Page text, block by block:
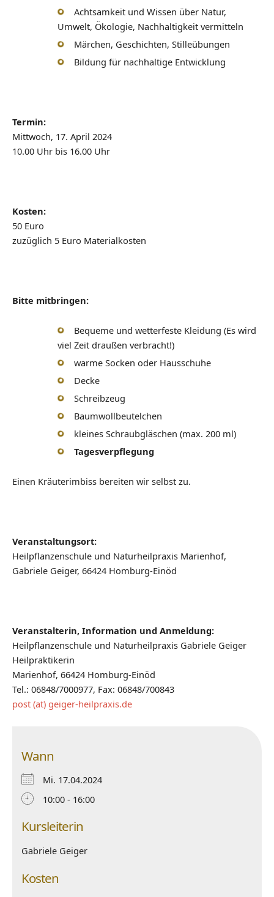
Achtsamkeit und Wissen über Natur,
Umwelt, Ökologie, Nachhaltigkeit vermitteln
Märchen, Geschichten, Stilleübungen
Bildung für nachhaltige Entwicklung
Termin:
Mittwoch, 17. April 2024
10.00 Uhr bis 16.00 Uhr
Kosten:
50 Euro
zuzüglich 5 Euro Materialkosten
Bitte mitbringen:
Bequeme und wetterfeste Kleidung (Es wird
viel Zeit draußen verbracht!)
warme Socken oder Hausschuhe
Decke
Schreibzeug
Baumwollbeutelchen
kleines Schraubgläschen (max. 200 ml)
Tagesverpflegung
Einen Kräuterimbiss bereiten wir selbst zu.
Veranstaltungsort:
Heilpflanzenschule und Naturheilpraxis Marienhof,
Gabriele Geiger, 66424 Homburg-Einöd
Veranstalterin, Information und Anmeldung:
Heilpflanzenschule und Naturheilpraxis Gabriele Geiger
Heilpraktikerin
Marienhof, 66424 Homburg-Einöd
Tel.: 06848/7000977, Fax: 06848/700843
post (at) geiger-heilpraxis.de
Wann
Mi. 17.04.2024
10:00 - 16:00
Kursleiterin
Gabriele Geiger
Kosten